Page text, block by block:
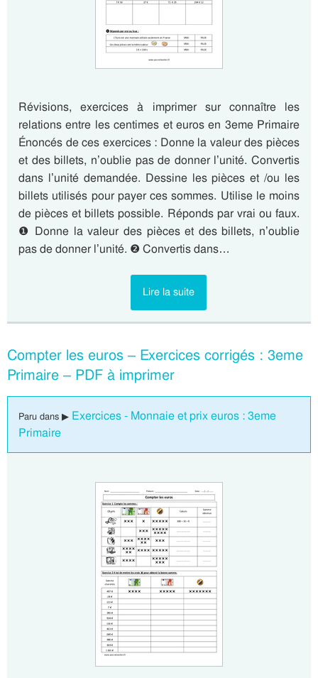
Révisions, exercices à imprimer sur connaître les
relations entre les centimes et euros en 3eme Primaire
Énoncés de ces exercices : Donne la valeur des pièces
et des billets, n’oublie pas de donner l’unité. Convertis
dans l’unité demandée. Dessine les pièces et /ou les
billets utilisés pour payer ces sommes. Utilise le moins
de pièces et billets possible. Réponds par vrai ou faux.
❶ Donne la valeur des pièces et des billets, n’oublie
pas de donner l’unité. ❷ Convertis dans…
Lire la suite
Compter les euros – Exercices corrigés : 3eme
Primaire – PDF à imprimer
Paru dans ▶ Exercices - Monnaie et prix euros : 3eme
Primaire